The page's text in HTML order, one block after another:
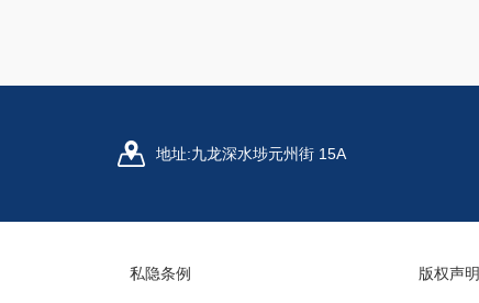
地址:九龙深水埗元州街 15A
私隐条例 版权声明